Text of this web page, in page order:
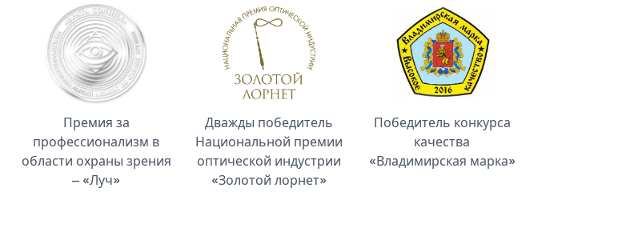
Премия за
профессионализм в
области охраны зрения
– «Луч»
Дважды победитель
Национальной премии
оптической индустрии
«Золотой лорнет»
Победитель конкурса
качества
«Владимирская марка»